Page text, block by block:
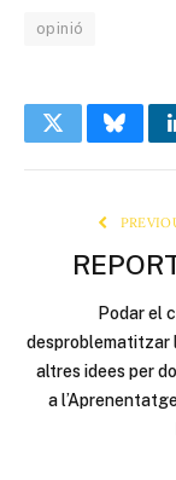
opinió
Twitter
Podar el
desproblematitzar
altres idees per
a